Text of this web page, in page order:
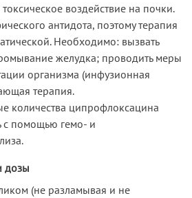
воздействие на почки.
антидота, поэтому терапия
Необходимо: вызвать
желудка; проводить меры
организма (инфузионная
терапия.
количества ципрофлоксацина
с помощью гемо- и
дозы
(не разламывая и не